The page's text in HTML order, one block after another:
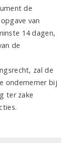
de
van
14 dagen,
de
zal de
ondernemer bij
ter zake